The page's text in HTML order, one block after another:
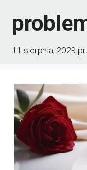
11 sierpnia, 2023